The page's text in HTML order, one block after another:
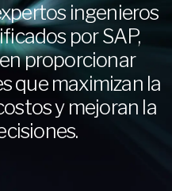
ingenieros
por SAP,
proporcionar
que maximizan la
y mejoran la